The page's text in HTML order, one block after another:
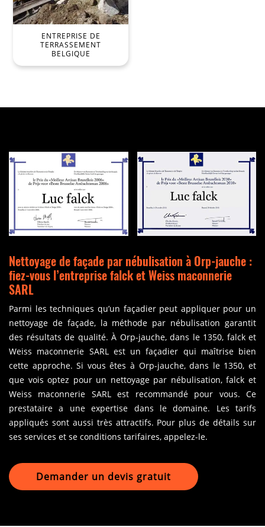
ENTREPRISE DE
TERRASSEMENT
BELGIQUE
Nettoyage de façade par nébulisation à Orp-jauche :
fiez-vous l’entreprise falck et Weiss maconnerie
SARL
Parmi les techniques qu’un façadier peut appliquer pour un
nettoyage de façade, la méthode par nébulisation garantit
des résultats de qualité. À Orp-jauche, dans le 1350, falck et
Weiss maconnerie SARL est un façadier qui maîtrise bien
cette approche. Si vous êtes à Orp-jauche, dans le 1350, et
que vois optez pour un nettoyage par nébulisation, falck et
Weiss maconnerie SARL est recommandé pour vous. Ce
prestataire a une expertise dans le domaine. Les tarifs
appliqués sont aussi très attractifs. Pour plus de détails sur
ses services et se conditions tarifaires, appelez-le.
Demander un devis gratuit